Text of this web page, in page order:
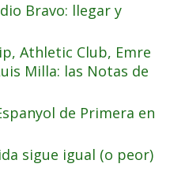
Bravo: llegar y
Athletic Club, Emre
Milla: las Notas de
de Primera en
sigue igual (o peor)